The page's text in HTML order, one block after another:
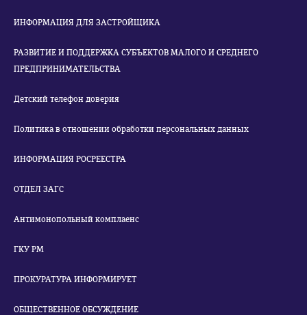
ИНФОРМАЦИЯ ДЛЯ ЗАСТРОЙЩИКА
РАЗВИТИЕ И ПОДДЕРЖКА СУБЪЕКТОВ МАЛОГО И СРЕДНЕГО
ПРЕДПРИНИМАТЕЛЬСТВА
Детский телефон доверия
Политика в отношении обработки персональных данных
ИНФОРМАЦИЯ РОСРЕЕСТРА
ОТДЕЛ ЗАГС
Антимонопольный комплаенс
ГКУ РМ
ПРОКУРАТУРА ИНФОРМИРУЕТ
ОБЩЕСТВЕННОЕ ОБСУЖДЕНИЕ